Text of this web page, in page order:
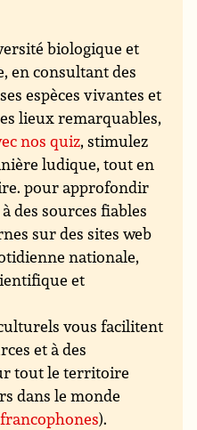
biologique et
en consultant des
espèces vivantes et
lieux remarquables,
nos quiz, stimulez
ludique, tout en
pour approfondir
des sources fiables
sur des sites web
nationale,
et
vous facilitent
et à des
tout le territoire
dans le monde
).